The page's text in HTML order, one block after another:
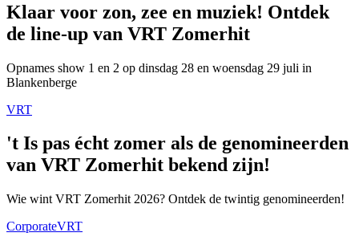
Klaar voor zon, zee en muziek! Ontdek
de line-up van VRT Zomerhit
Opnames show 1 en 2 op dinsdag 28 en woensdag 29 juli in
Blankenberge
VRT
't Is pas écht zomer als de genomineerden
van VRT Zomerhit bekend zijn!
Wie wint VRT Zomerhit 2026? Ontdek de twintig genomineerden!
CorporateVRT